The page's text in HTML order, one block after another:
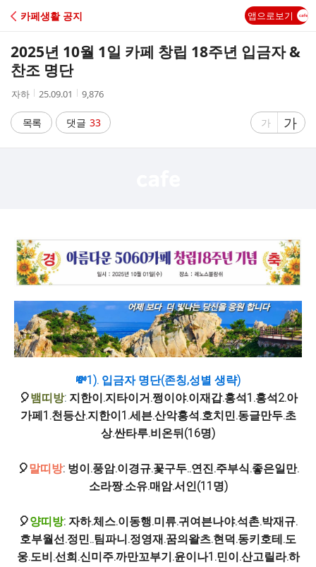
C
A
카페생활 공지 앱으로보기
2025년 10월 1일 카페 창립 18주년 입금자 &
찬조 명단
작
자
자하
작
시
간
25.09.01
조
수
9,876
목록 댓글 33
글
가
글
자
가
💸1). 입금자 명단(존칭,성별 생략)
🎈뱀띠방:지한이.지타이거.쩡이야.이재갑.홍석1.홍석2.아
가페1.천등산.지한이1.세븐.산악홍석.호치민.동글만두.초
상.싼타루.비온뒤(16명)
🎈말띠방: 벙이.풍암.이경규.꽃구두..연진.주부식.좋은일만.
소라짱.소유.매암.서인(11명)
🎈양띠방: 자하.체스.이동행.미류.귀여븐나야.석촌.박재규.
호부월선.정민..팀파니.정영재.꿈의왈츠.현덕.동키호테.도
웅.도비.선희.신미주.까만꼬부기.윤이나1.민이.산고릴라.하